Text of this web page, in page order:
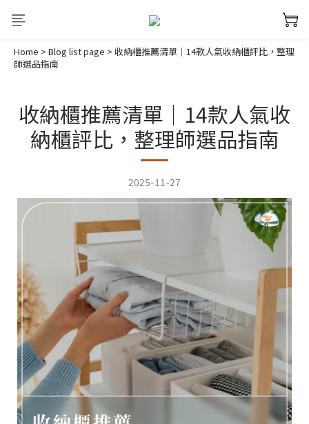
Home > Blog list page > 收納櫃推薦清單｜14款人氣收納櫃評比，整理
師選品指南
收納櫃推薦清單｜14款人氣收
納櫃評比，整理師選品指南
2025-11-27